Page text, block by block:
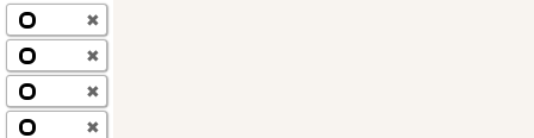
✖
✖
✖
✖